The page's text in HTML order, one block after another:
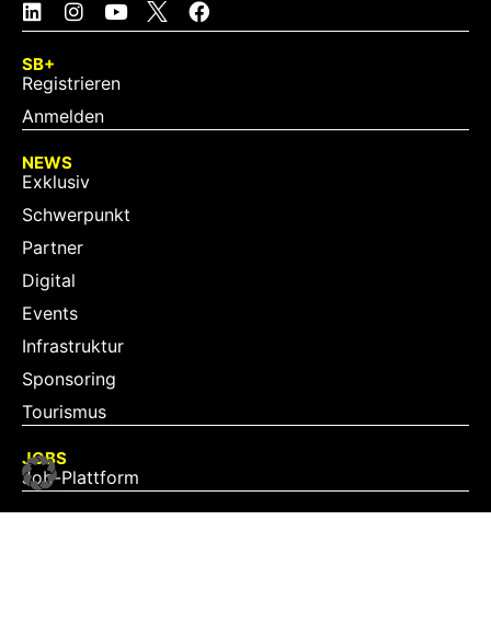
SB+
Registrieren
Anmelden
NEWS
Exklusiv
Schwerpunkt
Partner
Digital
Events
Infrastruktur
Sponsoring
Tourismus
JOBS
Job-Plattform